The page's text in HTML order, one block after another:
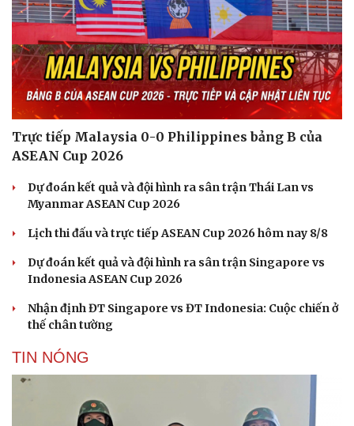
Trực tiếp Malaysia 0-0 Philippines bảng B của
ASEAN Cup 2026
Dự đoán kết quả và đội hình ra sân trận Thái Lan vs
Myanmar ASEAN Cup 2026
Lịch thi đấu và trực tiếp ASEAN Cup 2026 hôm nay 8/8
Dự đoán kết quả và đội hình ra sân trận Singapore vs
Indonesia ASEAN Cup 2026
Nhận định ĐT Singapore vs ĐT Indonesia: Cuộc chiến ở
thế chân tường
TIN NÓNG